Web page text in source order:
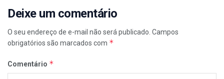
Deixe um comentário
O seu endereço de e-mail não será publicado. Campos
obrigatórios são marcados com *
Comentário *